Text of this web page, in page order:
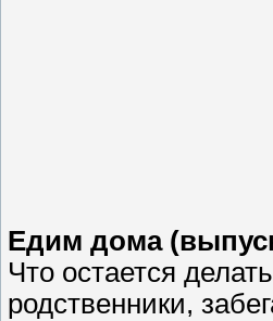
Едим дома
Что остается
родственники,